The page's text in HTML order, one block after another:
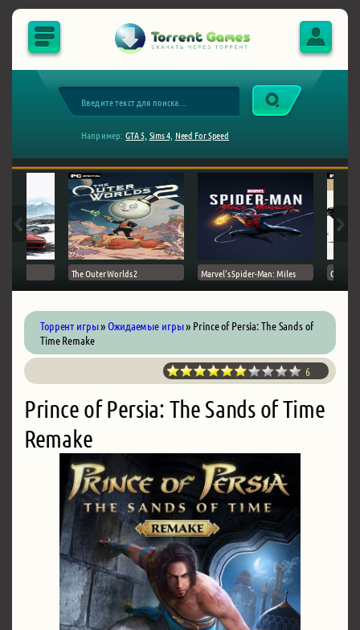
Например: GTA 5, Sims 4, Need For Speed
The Outer Worlds 2 Marvel's Spider-Man: Miles Ghost
Торрент игры»Ожидаемые игры» Prince of Persia: The Sands of
Time Remake
6
Prince of Persia: The Sands of Time
Remake